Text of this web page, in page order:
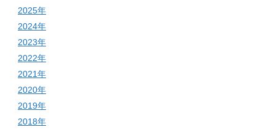
2025年
2024年
2023年
2022年
2021年
2020年
2019年
2018年